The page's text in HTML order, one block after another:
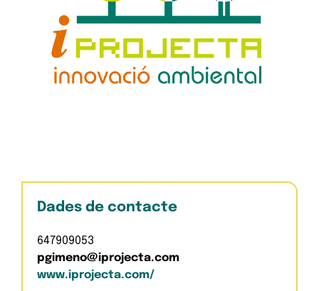
Dades de contacte
647909053
pgimeno@iprojecta.com
www.iprojecta.com/